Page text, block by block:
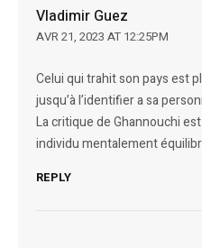
Vladimir Guez
AVR 21, 2023 AT 12:25PM
Celui qui trahit son pays est
jusqu’à l’identifier a sa
La critique de Ghannouchi
individu mentalement
REPLY